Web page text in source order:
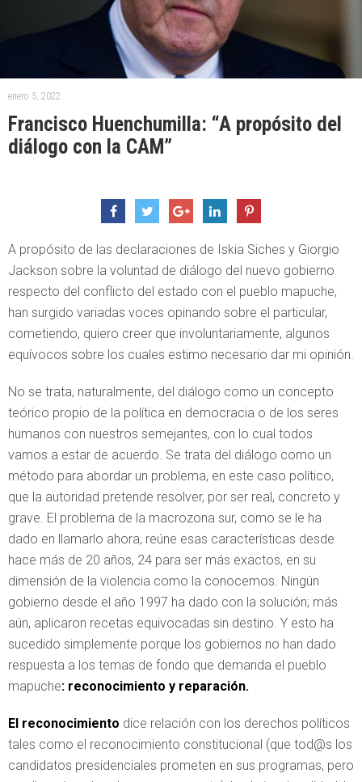
enero 5, 2022
Francisco Huenchumilla: “A propósito del
diálogo con la CAM”
A propósito de las declaraciones de Iskia Siches y Giorgio
Jackson sobre la voluntad de diálogo del nuevo gobierno
respecto del conflicto del estado con el pueblo mapuche,
han surgido variadas voces opinando sobre el particular,
cometiendo, quiero creer que involuntariamente, algunos
equívocos sobre los cuales estimo necesario dar mi opinión.
No se trata, naturalmente, del diálogo como un concepto
teórico propio de la política en democracia o de los seres
humanos con nuestros semejantes, con lo cual todos
vamos a estar de acuerdo. Se trata del diálogo como un
método para abordar un problema, en este caso político,
que la autoridad pretende resolver, por ser real, concreto y
grave. El problema de la macrozona sur, como se le ha
dado en llamarlo ahora, reúne esas características desde
hace más de 20 años, 24 para ser más exactos, en su
dimensión de la violencia como la conocemos. Ningún
gobierno desde el año 1997 ha dado con la solución; más
aún, aplicaron recetas equivocadas sin destino. Y esto ha
sucedido simplemente porque los gobiernos no han dado
respuesta a los temas de fondo que demanda el pueblo
mapuche: reconocimiento y reparación.
El reconocimiento dice relación con los derechos políticos
tales como el reconocimiento constitucional (que tod@s los
candidatos presidenciales prometen en sus programas, pero